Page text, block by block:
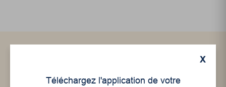
X
Téléchargez l'application de votre